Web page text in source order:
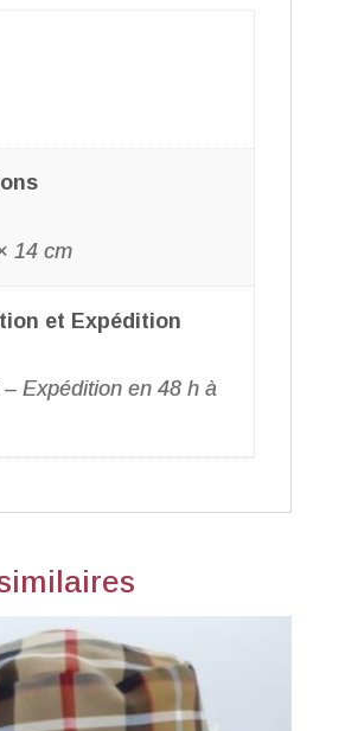
14 cm
et Expédition
Expédition en 48 h à